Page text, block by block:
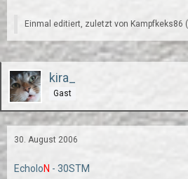
Einmal editiert, zuletzt von Kampfkeks86 (
kira_
Gast
30. August 2006
EcholoN - 30STM